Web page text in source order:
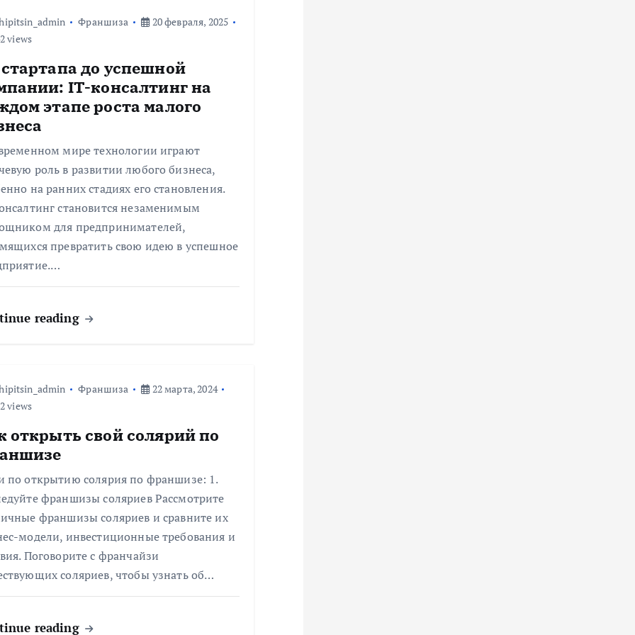
Франшиза
20 февраля, 2025
views
до успешной
IT-консалтинг на
этапе роста малого
мире технологии играют
роль в развитии любого бизнеса,
на ранних стадиях его становления.
становится незаменимым
для предпринимателей,
превратить свою идею в успешное
reading
Франшиза
22 марта, 2024
views
открыть свой солярий по
по открытию солярия по франшизе: 1.
франшизы соляриев Рассмотрите
франшизы соляриев и сравните их
модели, инвестиционные требования и
Поговорите с франчайзи
соляриев, чтобы узнать об…
reading